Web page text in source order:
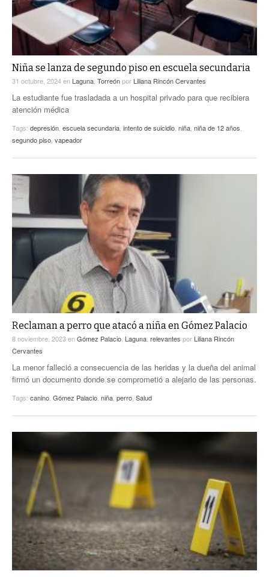
Niña se lanza de segundo piso en escuela secundaria
31 octubre, 2024en Laguna Torreónpor Liliana Rincón Cervantes
La estudiante fue trasladada a un hospital privado para que recibiera
atención médica
Tags: depresión escuela secundaria intento de suicidio niña niña de 12 años
segundo piso vapeador
Reclaman a perro que atacó a niña en Gómez Palacio
8 noviembre, 2023enGómez Palacio Laguna relevantes por Liliana Rincón
Cervantes
La menor falleció a consecuencia de las heridas y la dueña del animal
firmó un documento donde se comprometió a alejarlo de las personas.
Tags: canino Gómez Palacio niña perro Salud